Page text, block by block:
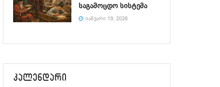
საგამოცდო სისტემა
ᲘᲐᲜᲕᲐᲠᲘ 19, 2026
კალენდარი